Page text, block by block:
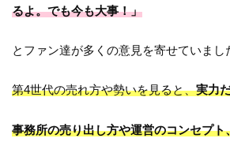
るよ。でも今も大事！」
とファン達が多くの意見を寄せていまし
第4世代の売れ方や勢いを見ると、実力
事務所の売り出し方や運営のコンセプト